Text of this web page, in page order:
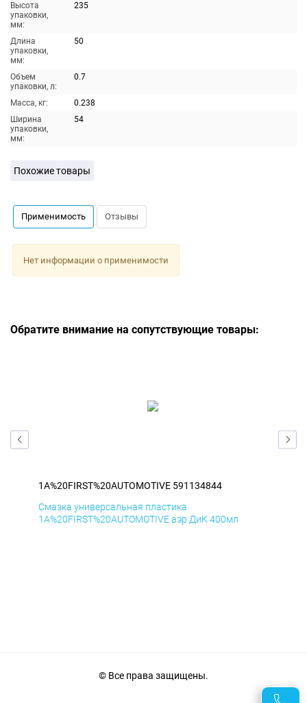
Высота
упаковки,
мм:
235
Длина
упаковки,
мм:
50
Объем
упаковки, л:
0.7
Масса, кг:
0.238
Ширина
упаковки,
мм:
54
Похожие товары
Применимость Отзывы
Нет информации о применимости
Обратите внимание на сопутствующие товары:
1A%20FIRST%20AUTOMOTIVE 591134844
Смазка универсальная пластика
1A%20FIRST%20AUTOMOTIVE аэр ДиК 400мл
© Все права защищены.